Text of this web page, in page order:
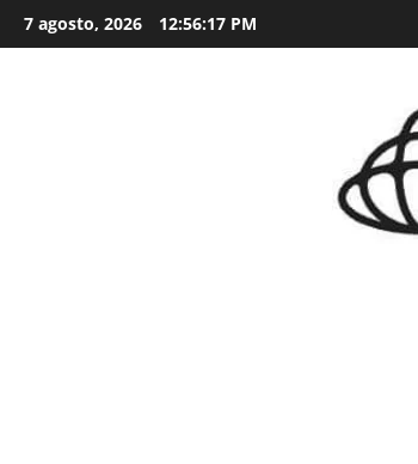
Skip
to
7 agosto, 2026 12:56:18 PM